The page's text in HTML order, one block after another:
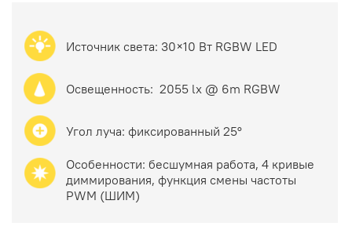
Источник света: 30×10 Вт RGBW LED
Освещенность: 2055 lx @ 6m RGBW
Угол луча: фиксированный 25°
Особенности: бесшумная работа, 4 кривые
диммирования, функция смены частоты
PWM (ШИМ)